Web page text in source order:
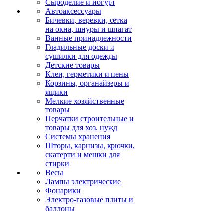
Сыроделие и йогурт
Автоаксессуары
Бичевки, веревки, сетка
на окна, шнуры и шпагат
Ванные принадлежности
Гладильные доски и
сушилки для одежды
Детские товары
Клеи, герметики и пены
Корзины, органайзеры и
ящики
Мелкие хозяйственные
товары
Перчатки строительные и
товары для хоз. нужд
Системы хранения
Шторы, карнизы, крючки,
скатерти и мешки для
стирки
Весы
Лампы электрические
Фонарики
Электро-газовые плиты и
баллоны